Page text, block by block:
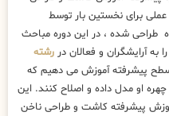
عملی برای نخستین بار توسط
طراحی شده ، در این دوره مباحث
آرایشگران و فعالان در رشته
پیشرفته آموزش می دهیم که
او مدل داده و اصلاح کنند. این
پیشرفته کاشت و طراحی ناخن